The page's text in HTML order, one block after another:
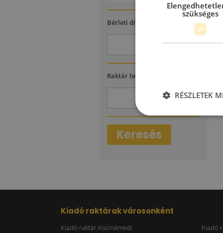
Bérleti díj
Raktár terület
Keresés
Kiadó raktárak városonként
Kiadó raktár Alsónémedi Kiadó
szükséges
RÉSZLETEK